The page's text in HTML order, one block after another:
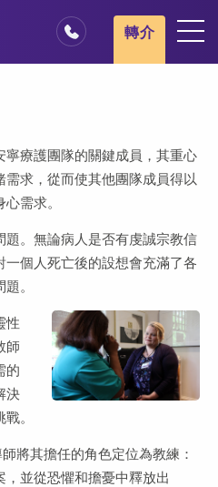
述
人員
轉介
療護團隊的關鍵成員，其重心
求，從而使其他團隊成員得以
需求。
。無論病人是否有虔誠宗教信
個人死亡後的設想會充滿了各
。
性
師
的
決
。
將其擔任的角色定位為教練：
，並從恐懼和擔憂中釋放出